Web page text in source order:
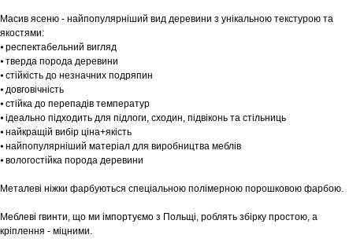
Масив ясеню - найпопулярніший вид деревини з унікальною текстурою та
якостями:
⦁ респектабельний вигляд
⦁ тверда порода деревини
⦁ стійкість до незначних подряпин
⦁ довговічність
⦁ стійка до перепадів температур
⦁ ідеально підходить для підлоги, сходин, підвіконь та стільниць
⦁ найкращій вибір ціна+якість
⦁ найпопулярніший матеріал для виробництва меблів
⦁ вологостійка порода деревини
Металеві ніжки фарбуються спеціальною полімерною порошковою фарбою.
Меблеві гвинти, що ми імпортуємо з Польщі, роблять збірку простою, а
кріплення - міцними.
Шоурум
Tekstura
Заплануйте візит у простір створений
для вас